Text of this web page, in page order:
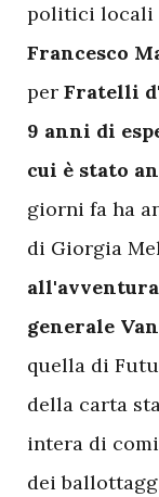
politici locali
Francesco
per Fratelli
9 anni di
cui è stato
giorni fa ha
di Giorgia
generale
quella di
della carta
intera di
dei